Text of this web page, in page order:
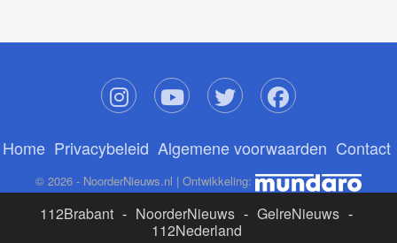
Home Privacybeleid Algemene voorwaarden Contact
© 2026 - NoorderNieuws.nl | Ontwikkeling:
112Brabant - NoorderNieuws - GelreNieuws -
112Nederland